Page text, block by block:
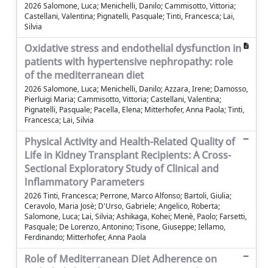
2026 Salomone, Luca; Menichelli, Danilo; Cammisotto, Vittoria;
Castellani, Valentina; Pignatelli, Pasquale; Tinti, Francesca; Lai,
Silvia
Oxidative stress and endothelial dysfunction in
patients with hypertensive nephropathy: role
of the mediterranean diet
2026 Salomone, Luca; Menichelli, Danilo; Azzara, Irene; Damosso,
Pierluigi Maria; Cammisotto, Vittoria; Castellani, Valentina;
Pignatelli, Pasquale; Pacella, Elena; Mitterhofer, Anna Paola; Tinti,
Francesca; Lai, Silvia
Physical Activity and Health-Related Quality of
Life in Kidney Transplant Recipients: A Cross-
Sectional Exploratory Study of Clinical and
Inflammatory Parameters
2026 Tinti, Francesca; Perrone, Marco Alfonso; Bartoli, Giulia;
Ceravolo, Maria Josè; D'Urso, Gabriele; Angelico, Roberta;
Salomone, Luca; Lai, Silvia; Ashikaga, Kohei; Menè, Paolo; Farsetti,
Pasquale; De Lorenzo, Antonino; Tisone, Giuseppe; Iellamo,
Ferdinando; Mitterhofer, Anna Paola
Role of Mediterranean Diet Adherence on